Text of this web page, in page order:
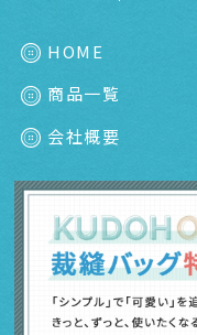
HOME
商品一覧
会社概要